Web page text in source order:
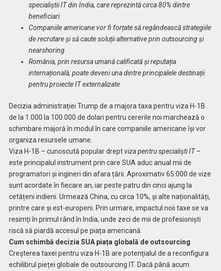
specialiștii IT din India, care reprezintă circa 80% dintre
beneficiari
Companiile americane vor fi forțate să regândească strategiile
de recrutare și să caute soluții alternative prin outsourcing și
nearshoring
România, prin resursa umană calificată și reputația
internațională, poate deveni una dintre principalele destinații
pentru proiecte IT externalizate
Decizia administrației Trump de a majora taxa pentru viza H-1B
de la 1.000 la 100.000 de dolari pentru cererile noi marchează o
schimbare majoră în modul în care companiile americane își vor
organiza resursele umane.
Viza H-1B – cunoscută popular dreptviza pentru specialiști IT–
este principalul instrument prin care SUA aduc anual mii de
programatori și ingineri din afara țării. Aproximativ 65.000 de vize
sunt acordate în fiecare an, iar peste patru din cinci ajung la
cetățeni indieni. Urmează China, cu circa 10%, și alte naționalități,
printre care și est-europeni. Prin urmare, impactul noii taxe se va
resimți în primul rând în India, unde zeci de mii de profesioniști
riscă să piardă accesul pe piața americană.
Cum schimbă decizia SUA piața globală de outsourcing
Creșterea taxei pentru viza H-1B are potențialul de a reconfigura
echilibrul pieței globale de outsourcing IT. Dacă până acum